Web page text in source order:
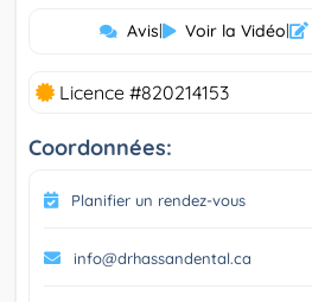
Avis| Voir la Vidéo|
Licence #820214153
Coordonnées:
Planifier un rendez-vous
info@drhassandental.ca